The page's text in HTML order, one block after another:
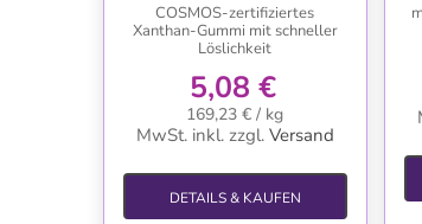
COSMOS-zertifiziertes
Xanthan-Gummi mit schneller
Löslichkeit
5,08 €
169,23 € / kg
MwSt. inkl. zzgl. Versand
DETAILS & KAUFEN